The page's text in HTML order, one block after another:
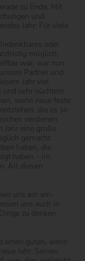
zu Ende. Mit
und
Jahr: Für viele
oder
möglich.
war, war nun
Partner und
Jahr viel
sehr nüchtern
wenn neue feste
die es so
verdienen
eine große
gemacht
haben, die
haben – im
All diesen
uns am xm-
uns auch in
zu denken
guten, wenn
Jahr. Seinen